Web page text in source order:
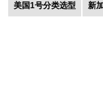
美国1号分类选型 新